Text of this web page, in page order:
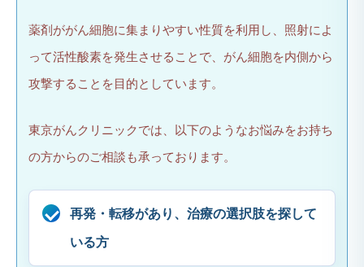
薬剤ががん細胞に集まりやすい性質を利用し、照射によ
って活性酸素を発生させることで、がん細胞を内側から
攻撃することを目的としています。
東京がんクリニックでは、以下のようなお悩みをお持ち
の方からのご相談も承っております。
再発・転移があり、治療の選択肢を探して
いる方